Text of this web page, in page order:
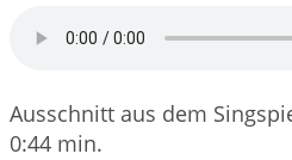
Ausschnitt aus dem
0:44 min.